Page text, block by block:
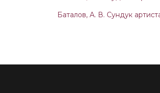
Баталов, А. В. Сундук